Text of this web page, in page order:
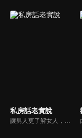
私房話老實說
讓男人更了解女人，女人更了解自己 ，揭密女性私房話，讓療癒專家教你更愛自己！由于美人和納豆攜手主持，更多你想知道的女性私密話題都在《私房話老實說》。